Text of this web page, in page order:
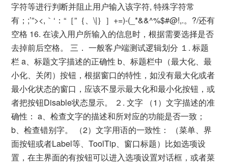
字符等进行判断并阻止用户输入该字符, 特殊字符常
有；;’”><,｀‘：“［”｛、\|｝］+=)-(_*&&^%$#@!,.。?/还有
空格 16. 在读入用户所输入的信息时，根据需要选择是否
去掉前后空格。 三． 一般客户端测试逻辑划分 １. 标题
栏 a、标题文字描述的正确性 b、标题栏中（最大化、最
小化、关闭）按钮，根据窗口的特性，如没有最大化或者
最小化状态的窗口，应该不显示最大化和最小化按钮，或
者把按钮Disable状态显示。 ２. 文字 （1）文字描述的准
确性： a、检查文字的描述和所对应的功能是否一致；
b、检查错别字。 （2）文字用语的一致性： （菜单、界
面按钮或者Label等、ToolTip、窗口标题）比如选项设
置，在主界面的有按钮可以进入选项设置对话框，或者菜